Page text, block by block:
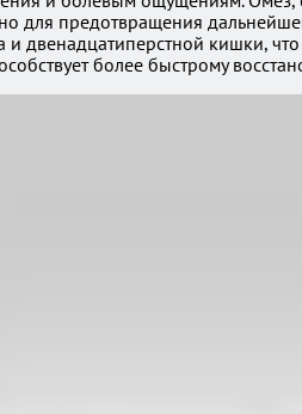
для предотвращения
двенадцатиперстной кишки,
более быстрому